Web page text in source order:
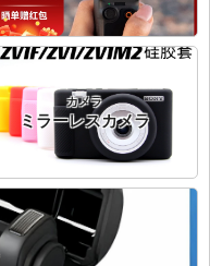
カメラ
ミラーレスカメラ